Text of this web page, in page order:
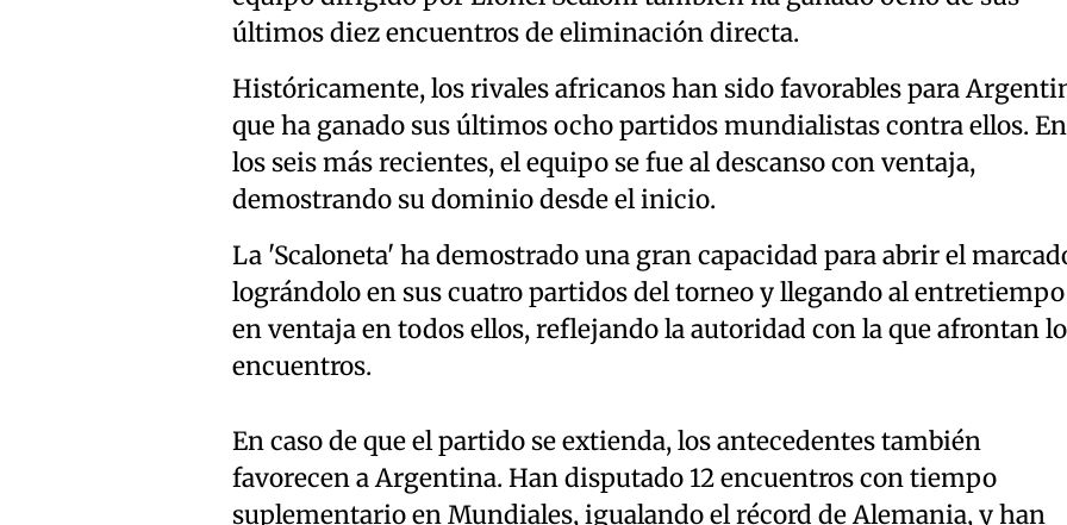
últimos diez encuentros de eliminación directa.
Históricamente, los rivales africanos han sido favorables para
que ha ganado sus últimos ocho partidos mundialistas contra ellos. En
los seis más recientes, el equipo se fue al descanso con ventaja,
demostrando su dominio desde el inicio.
La 'Scaloneta' ha demostrado una gran capacidad para abrir el
lográndolo en sus cuatro partidos del torneo y llegando al entretiempo
en ventaja en todos ellos, reflejando la autoridad con la que afrontan
encuentros.
En caso de que el partido se extienda, los antecedentes también
favorecen a Argentina. Han disputado 12 encuentros con tiempo
suplementario en Mundiales, igualando el récord de Alemania, y han